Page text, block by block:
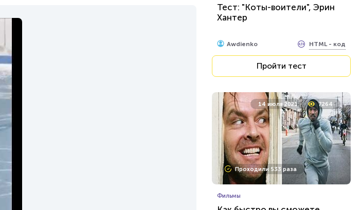
Тест: "Коты-воители", Эрин
Хантер
Awdienko HTML - код
Пройти тест
14 июля 2021 7264
Проходили 533 раза
Фильмы